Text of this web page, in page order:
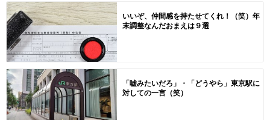
いいぞ、仲間感を持たせてくれ！（笑）年
末調整なんだおまえは９選
「嘘みたいだろ」・「どうやら」東京駅に
対しての一言（笑）